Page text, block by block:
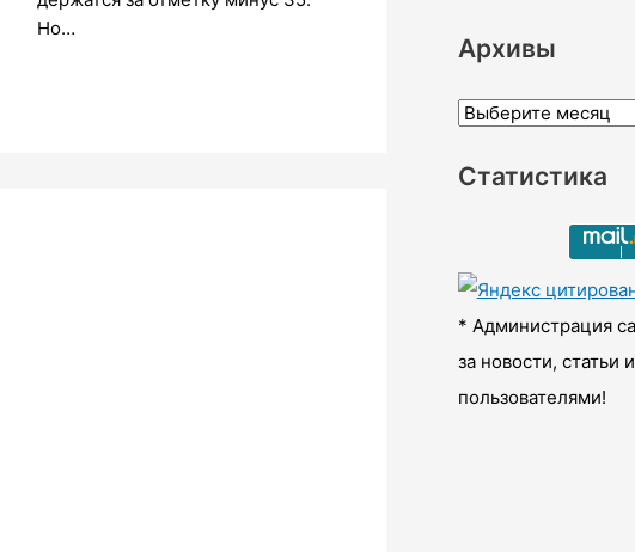
Но…
Архивы
А
х
ы
Статистика
* Администрация
за новости,
пользователями!